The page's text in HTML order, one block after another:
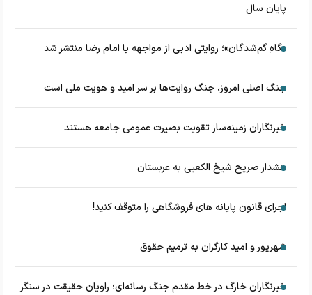
پایان سال
«گاهِ گم‌شدگان»؛ روایتی ادبی از مواجهه با امام رضا منتشر شد
جنگ اصلی امروز، جنگ روایت‌ها بر سر امید و هویت ملی است
خبرنگاران زمینه‌ساز تقویت بصیرت عمومی جامعه هستند
هشدار صریح شیخ الکعبی به عربستان
اجرای قانون پایانه های فروشگاهی را متوقف کنید!
شهریور و امید کارگران به ترمیم حقوق
خبرنگاران خارگ در خط مقدم جنگ رسانه‌ای؛ راویان حقیقت در سنگر